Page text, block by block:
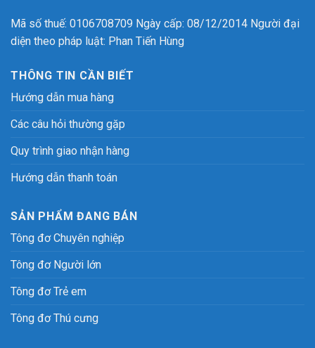
Mã số thuế: 0106708709 Ngày cấp: 08/12/2014 Người đại
diện theo pháp luật: Phan Tiến Hùng
THÔNG TIN CẦN BIẾT
Hướng dẫn mua hàng
Các câu hỏi thường gặp
Quy trình giao nhận hàng
Hướng dẫn thanh toán
SẢN PHẨM ĐANG BÁN
Tông đơ Chuyên nghiệp
Tông đơ Người lớn
Tông đơ Trẻ em
Tông đơ Thú cưng